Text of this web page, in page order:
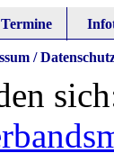
Termine
/